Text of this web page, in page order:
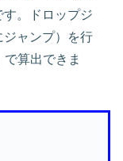
す。ドロップジ
ジャンプ）を行
算出できま